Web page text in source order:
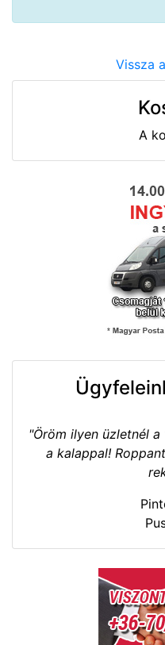
Vissza
A
"Öröm ilyen üzletnél
a kalappal!